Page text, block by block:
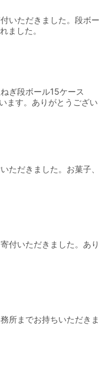
いただきました。段ボー
ました。
ぎ段ボール15ケース
ます。ありがとうござい
ただきました。お菓子、
付いただきました。あり
所までお持ちいただきま